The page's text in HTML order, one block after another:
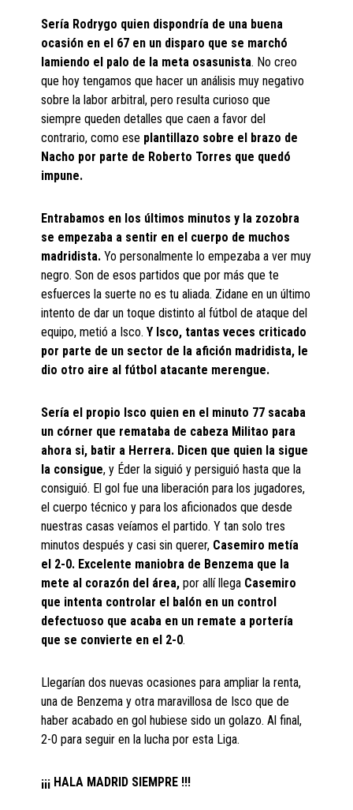
Sería Rodrygo quien dispondría de una buena
ocasión en el 67 en un disparo que se marchó
lamiendo el palo de la meta osasunista. No creo
que hoy tengamos que hacer un análisis muy negativo
sobre la labor arbitral, pero resulta curioso que
siempre queden detalles que caen a favor del
contrario, como ese plantillazo sobre el brazo de
Nacho por parte de Roberto Torres que quedó
impune.
Entrabamos en los últimos minutos y la zozobra
se empezaba a sentir en el cuerpo de muchos
madridista.Yo personalmente lo empezaba a ver muy
negro. Son de esos partidos que por más que te
esfuerces la suerte no es tu aliada. Zidane en un último
intento de dar un toque distinto al fútbol de ataque del
equipo, metió a Isco. Y Isco, tantas veces criticado
por parte de un sector de la afición madridista, le
dio otro aire al fútbol atacante merengue.
Sería el propio Isco quien en el minuto 77 sacaba
un córner que remataba de cabeza Militao para
ahora si, batir a Herrera. Dicen que quien la sigue
la consigue, y Éder la siguió y persiguió hasta que la
consiguió. El gol fue una liberación para los jugadores,
el cuerpo técnico y para los aficionados que desde
nuestras casas veíamos el partido. Y tan solo tres
minutos después y casi sin querer, Casemiro metía
el 2-0. Excelente maniobra de Benzema que la
mete al corazón del área, por allí llega Casemiro
que intenta controlar el balón en un control
defectuoso que acaba en un remate a portería
que se convierte en el 2-0.
Llegarían dos nuevas ocasiones para ampliar la renta,
una de Benzema y otra maravillosa de Isco que de
haber acabado en gol hubiese sido un golazo. Al final,
2-0 para seguir en la lucha por esta Liga.
¡¡¡ HALA MADRID SIEMPRE !!!